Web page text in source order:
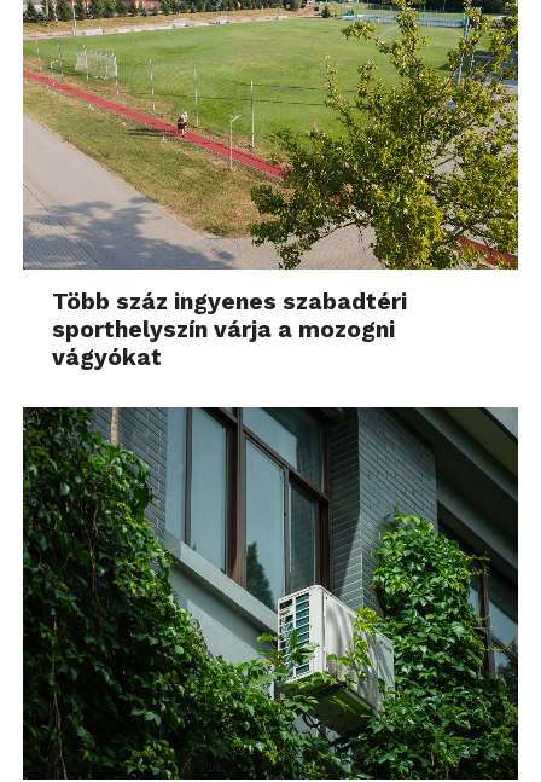
Több száz ingyenes szabadtéri
sporthelyszín várja a mozogni
vágyókat